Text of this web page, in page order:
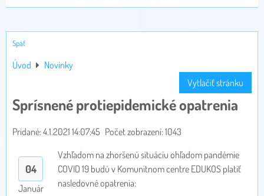
Späť
Úvod
Novinky
Vytlačiť stránku
Sprísnené protiepidemické opatrenia
Pridané: 4.1.2021 14:07:45 Počet zobrazení: 1043
04
Január
Vzhľadom na zhoršenú situáciu ohľadom pandémie
COVID 19 budú v Komunitnom centre EDUKOS platiť
nasledovné opatrenia: